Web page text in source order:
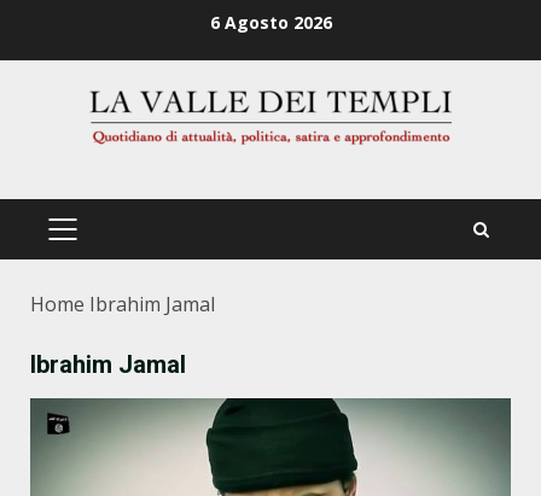
6 Agosto 2026
PRIMÄRES
Home Ibrahim Jamal
Ibrahim Jamal